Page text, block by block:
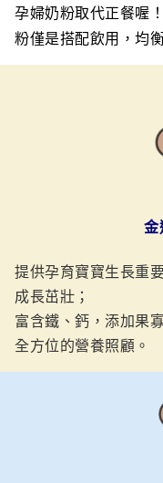
孕婦奶粉取代正餐喔
粉僅是搭配飲用，均
金
提供孕育寶寶生長重
成長茁壯；
富含鐵、鈣，添加果
全方位的營養照顧。